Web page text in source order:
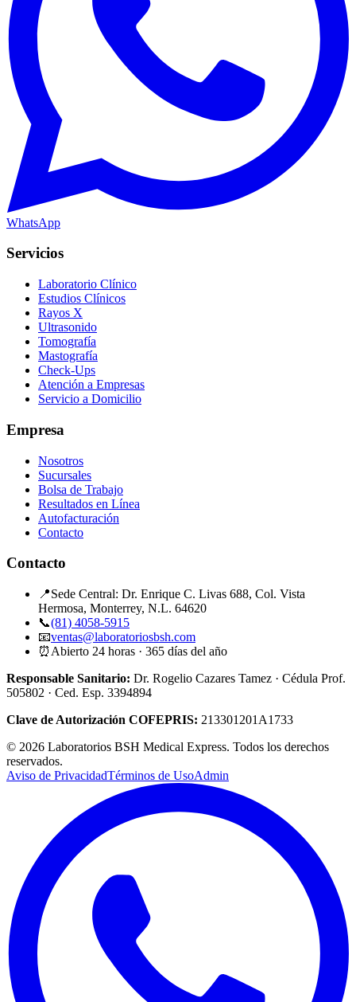
WhatsApp
Servicios
Laboratorio Clínico
Estudios Clínicos
Rayos X
Ultrasonido
Tomografía
Mastografía
Check-Ups
Atención a Empresas
Servicio a Domicilio
Empresa
Nosotros
Sucursales
Bolsa de Trabajo
Resultados en Línea
Autofacturación
Contacto
Contacto
📍Sede Central: Dr. Enrique C. Livas 688, Col. Vista
Hermosa, Monterrey, N.L. 64620
📞(81) 4058-5915
📧ventas@laboratoriosbsh.com
⏰ Abierto 24 horas · 365 días del año
Responsable Sanitario: Dr. Rogelio Cazares Tamez · Cédula Prof.
505802 · Ced. Esp. 3394894
Clave de Autorización COFEPRIS: 213301201A1733
© 2026 Laboratorios BSH Medical Express. Todos los derechos
reservados.
Aviso de PrivacidadTérminos de UsoAdmin